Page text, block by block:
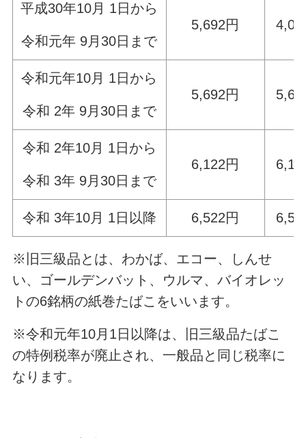
平成30年10月 1日から
令和元年 9月30日まで
5,692円
令和元年10月 1日から
令和 2年 9月30日まで
5,692円
令和 2年10月 1日から
令和 3年 9月30日まで
6,122円
令和 3年10月 1日以降 6,522円
※旧三級品とは、わかば、エコー、しんせ
い、ゴールデンバット、ウルマ、バイオレッ
トの6銘柄の紙巻たばこをいいます。
※令和元年10月1日以降は、旧三級品たばこ
の特例税率が廃止され、一般品と同じ税率に
なります。